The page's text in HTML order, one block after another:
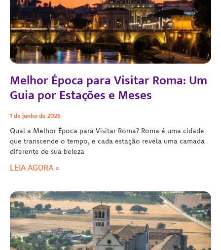
Melhor Época para Visitar Roma: Um
Guia por Estações e Meses
1 de junho de 2026
Qual a Melhor Época para Visitar Roma? Roma é uma cidade
que transcende o tempo, e cada estação revela uma camada
diferente de sua beleza
LEIA AGORA »